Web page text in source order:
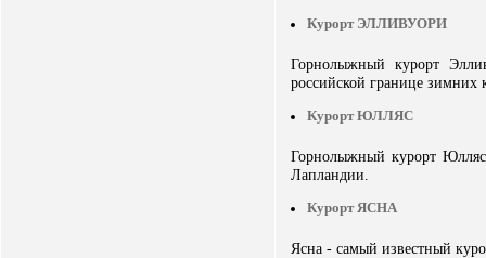
Курорт ЭЛЛИВУОРИ
Горнолыжный курорт
российской границе
Курорт ЮЛЛЯС
Горнолыжный курорт
Лапландии.
Курорт ЯСНА
Ясна - самый известный